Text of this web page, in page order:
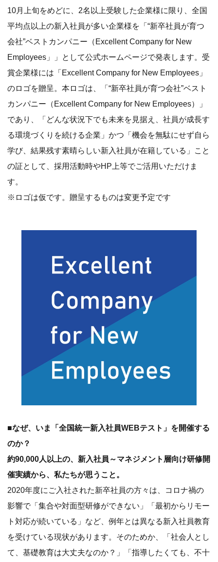
10月上旬をめどに、2名以上受験した企業様に限り、全国
平均点以上の新入社員が多い企業様を「“新卒社員が育つ
会社”ベストカンパニー（Excellent Company for New
Employees」」として公式ホームページで発表します。受
賞企業様には「Excellent Company for New Employees」
のロゴを贈呈。本ロゴは、「“新卒社員が育つ会社”ベスト
カンパニー（Excellent Company for New Employees）」
であり、「どんな状況下でも未来を見据え、社員が成長す
る環境づくりを続ける企業」かつ「機会を無駄にせず自ら
学び、結果残す素晴らしい新入社員が在籍している」こと
の証として、採用活動時やHP上等でご活用いただけま
す。
※ロゴは仮です。贈呈するものは変更予定です
■なぜ、いま「全国統一新入社員WEBテスト」を開催する
のか？
約90,000人以上の、新入社員～マネジメント層向け研修開
催実績から、私たちが思うこと。
2020年度にご入社された新卒社員の方々は、コロナ禍の
影響で「集合や対面型研修ができない」「最初からリモー
ト対応が続いている」など、例年とは異なる新入社員教育
を受けている現状があります。そのためか、「社会人とし
て、基礎教育は大丈夫なのか？」「指導したくても、不十